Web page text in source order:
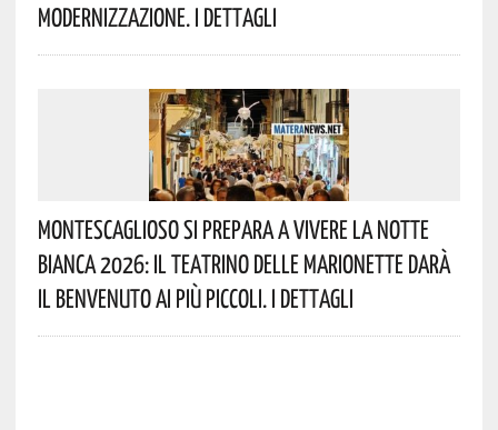
Modernizzazione. I Dettagli
Montescaglioso Si Prepara A Vivere La Notte
Bianca 2026: Il Teatrino Delle Marionette Darà
Il Benvenuto Ai Più Piccoli. I Dettagli